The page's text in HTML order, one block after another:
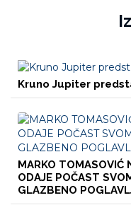
Kruno Jupiter
MARKO TOMASOVIĆ
ODAJE POČAST
GLAZBENO